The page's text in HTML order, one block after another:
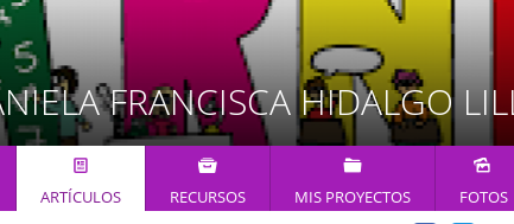
FRANCISCA HIDALGO
ARTÍCULOS RECURSOS MIS PROYECTOS FOTOS